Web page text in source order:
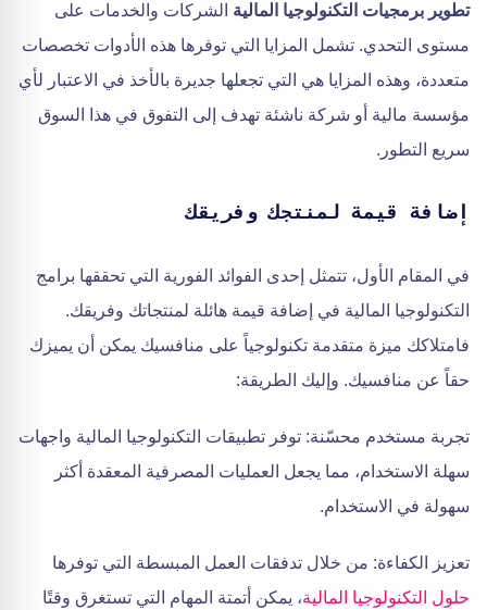
تطوير برمجيات التكنولوجيا المالية الشركات والخدمات على
مستوى التحدي. تشمل المزايا التي توفرها هذه الأدوات تخصصات
متعددة، وهذه المزايا هي التي تجعلها جديرة بالأخذ في الاعتبار لأي
مؤسسة مالية أو شركة ناشئة تهدف إلى التفوق في هذا السوق
سريع التطور.
إضافة قيمة لمنتجك وفريقك
في المقام الأول، تتمثل إحدى الفوائد الفورية التي تحققها برامج
التكنولوجيا المالية في إضافة قيمة هائلة لمنتجاتك وفريقك.
فامتلاكك ميزة متقدمة تكنولوجياً على منافسيك يمكن أن يميزك
حقاً عن منافسيك. وإليك الطريقة:
تجربة مستخدم محسّنة: توفر تطبيقات التكنولوجيا المالية واجهات
سهلة الاستخدام، مما يجعل العمليات المصرفية المعقدة أكثر
سهولة في الاستخدام.
تعزيز الكفاءة: من خلال تدفقات العمل المبسطة التي توفرها
حلول التكنولوجيا المالية، يمكن أتمتة المهام التي تستغرق وقتًا